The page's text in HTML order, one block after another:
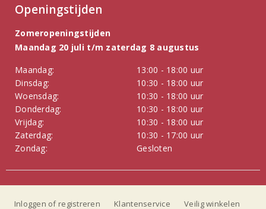
Openingstijden
Zomeropeningstijden
Maandag 20 juli t/m zaterdag 8 augustus
Maandag:
13:00 - 18:00 uur
Dinsdag:
10:30 - 18:00 uur
Woensdag:
10:30 - 18:00 uur
Donderdag:
10:30 - 18:00 uur
Vrijdag:
10:30 - 18:00 uur
Zaterdag:
10:30 - 17:00 uur
Zondag:
Gesloten
Inloggen of registreren Klantenservice
Veilig winkelen